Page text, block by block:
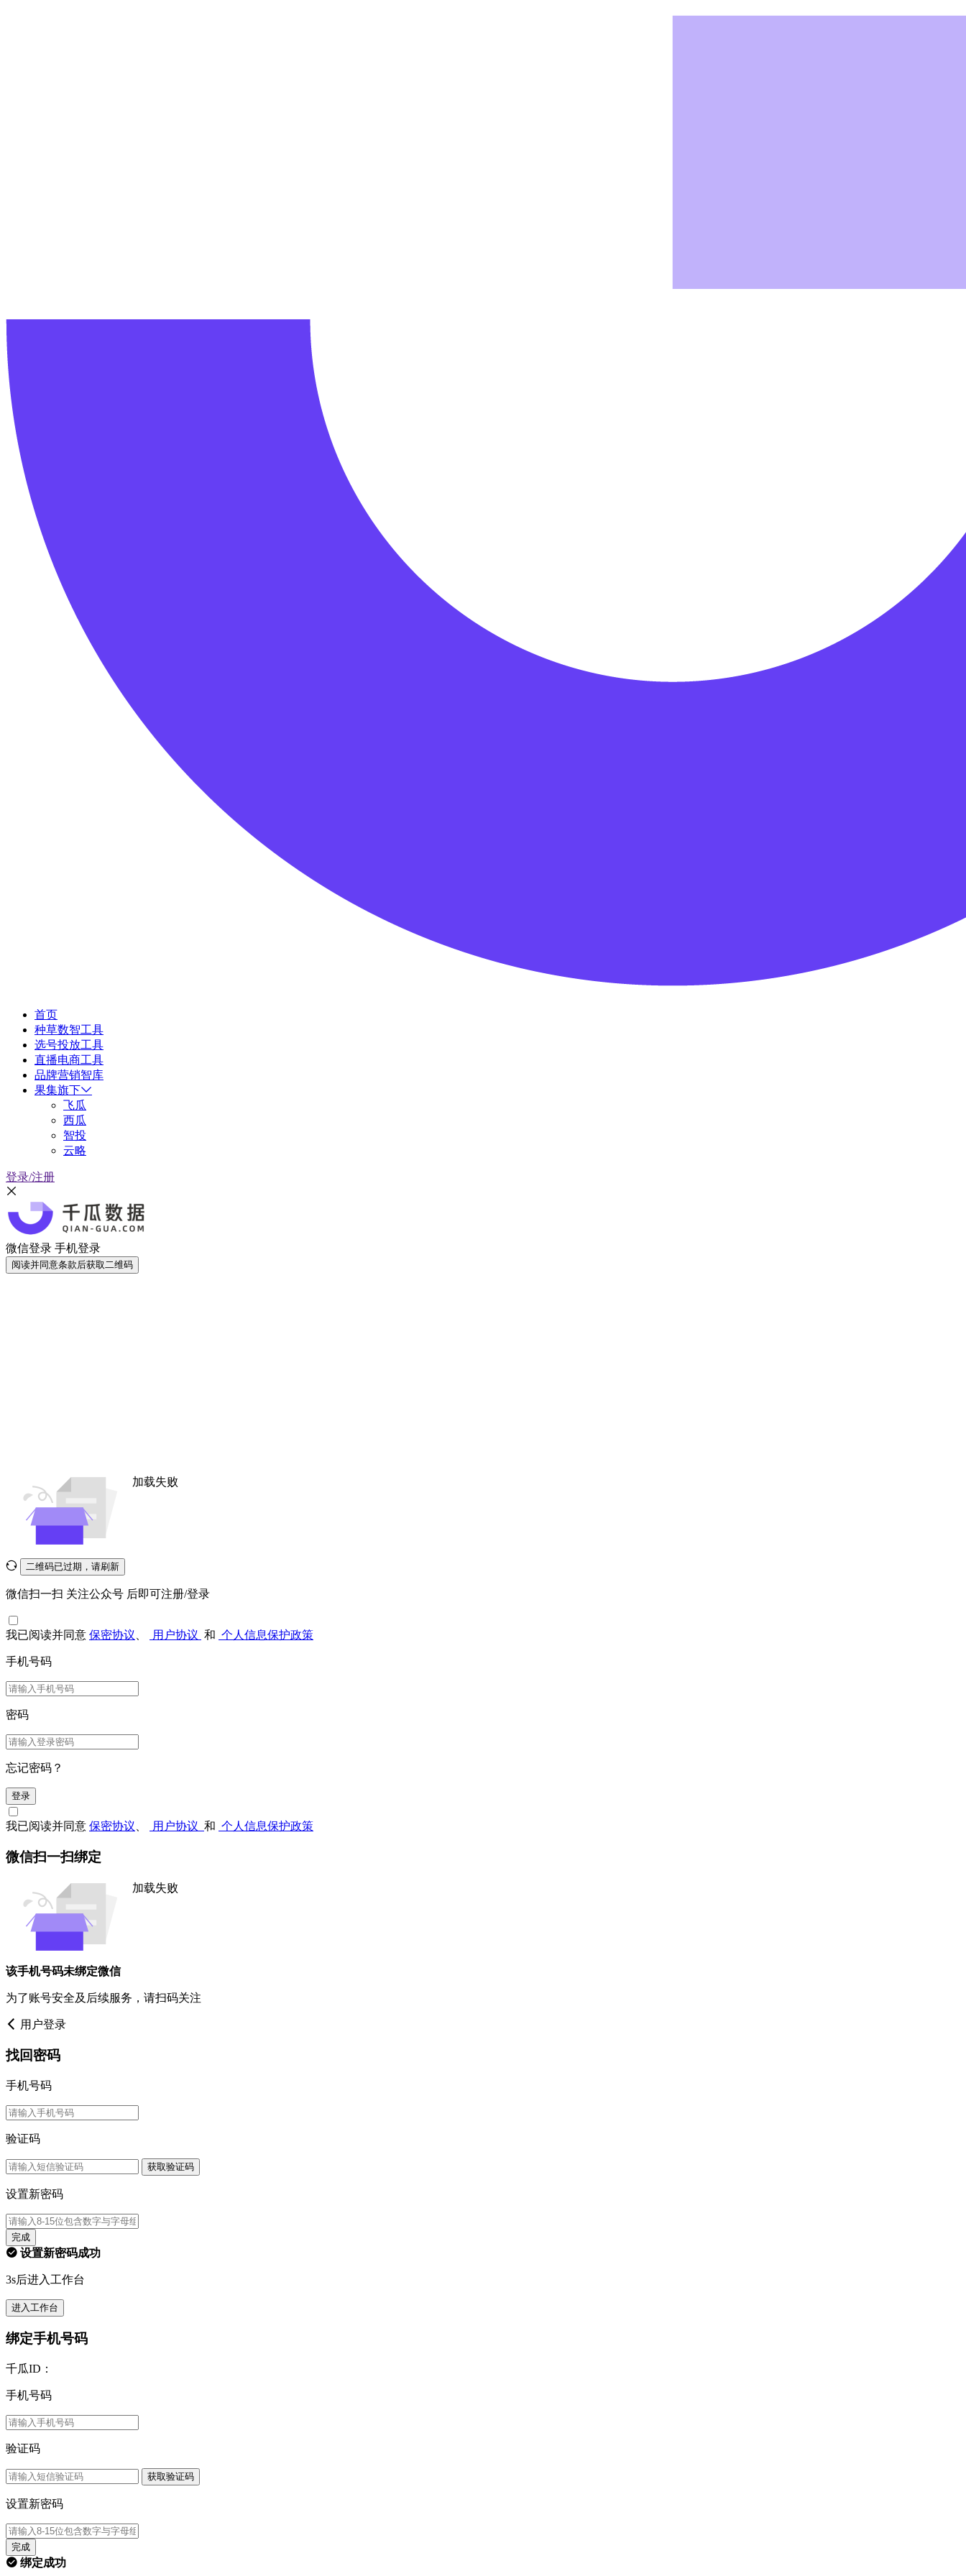
首页
种草数智工具
选号投放工具
直播电商工具
品牌营销智库
果集旗下
飞瓜
西瓜
智投
云略
登录/注册
微信登录 手机登录
阅读并同意条款后获取二维码
加载失败
二维码已过期，请刷新
微信扫一扫 关注公众号 后即可注册/登录
我已阅读并同意 保密协议 用户协议 和 个人信息保护政策
手机号码
密码
忘记密码？
登录
我已阅读并同意 保密协议 用户协议 和 个人信息保护政策
微信扫一扫绑定
加载失败
该手机号码未绑定微信
为了账号安全及后续服务，请扫码关注
用户登录
找回密码
手机号码
验证码
获取验证码
设置新密码
完成
设置新密码成功
3s后进入工作台
进入工作台
绑定手机号码
千瓜ID：
手机号码
验证码
获取验证码
设置新密码
完成
绑定成功